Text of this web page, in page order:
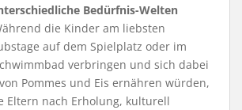
Bedürfnis-Welten
die Kinder am liebsten
auf dem Spielplatz oder im
verbringen und sich dabei
Pommes und Eis ernähren würden,
Eltern nach Erholung, kulturell